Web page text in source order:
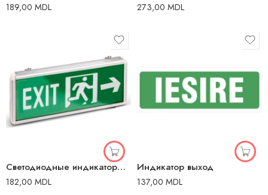
189,00 MDL 273,00 MDL
Светодиодные индикаторы Exit — левый / правый
182,00 MDL
Индикатор выход
137,00 MDL